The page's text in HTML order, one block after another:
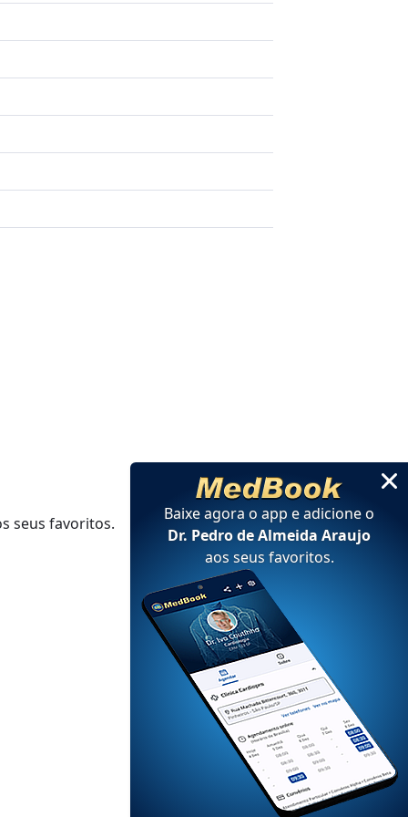
seus favoritos. Baixe agora o app e adicioneo
Dr. Pedro de Almeida Araujo
aos seus favoritos.